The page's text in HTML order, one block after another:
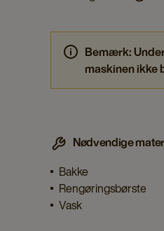
Bemærk:
maskinen ikke
Nødvendige
Bakke
Rengøringsbørste
Vask